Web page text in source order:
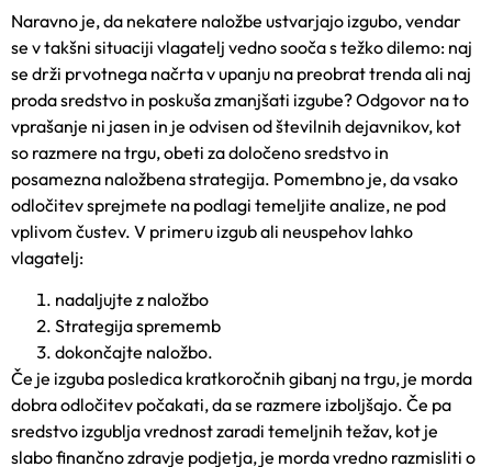
Naravno je, da nekatere naložbe ustvarjajo izgubo, vendar
se v takšni situaciji vlagatelj vedno sooča s težko dilemo: naj
se drži prvotnega načrta v upanju na preobrat trenda ali naj
proda sredstvo in poskuša zmanjšati izgube? Odgovor na to
vprašanje ni jasen in je odvisen od številnih dejavnikov, kot
so razmere na trgu, obeti za določeno sredstvo in
posamezna naložbena strategija. Pomembno je, da vsako
odločitev sprejmete na podlagi temeljite analize, ne pod
vplivom čustev. V primeru izgub ali neuspehov lahko
vlagatelj:
nadaljujte z naložbo
Strategija sprememb
dokončajte naložbo.
Če je izguba posledica kratkoročnih gibanj na trgu, je morda
dobra odločitev počakati, da se razmere izboljšajo. Če pa
sredstvo izgublja vrednost zaradi temeljnih težav, kot je
slabo finančno zdravje podjetja, je morda vredno razmisliti o